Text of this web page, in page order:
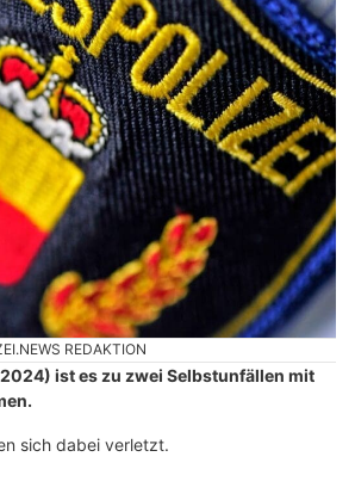
REDAKTION
ist es zu zwei Selbstunfällen mit
sich dabei verletzt.